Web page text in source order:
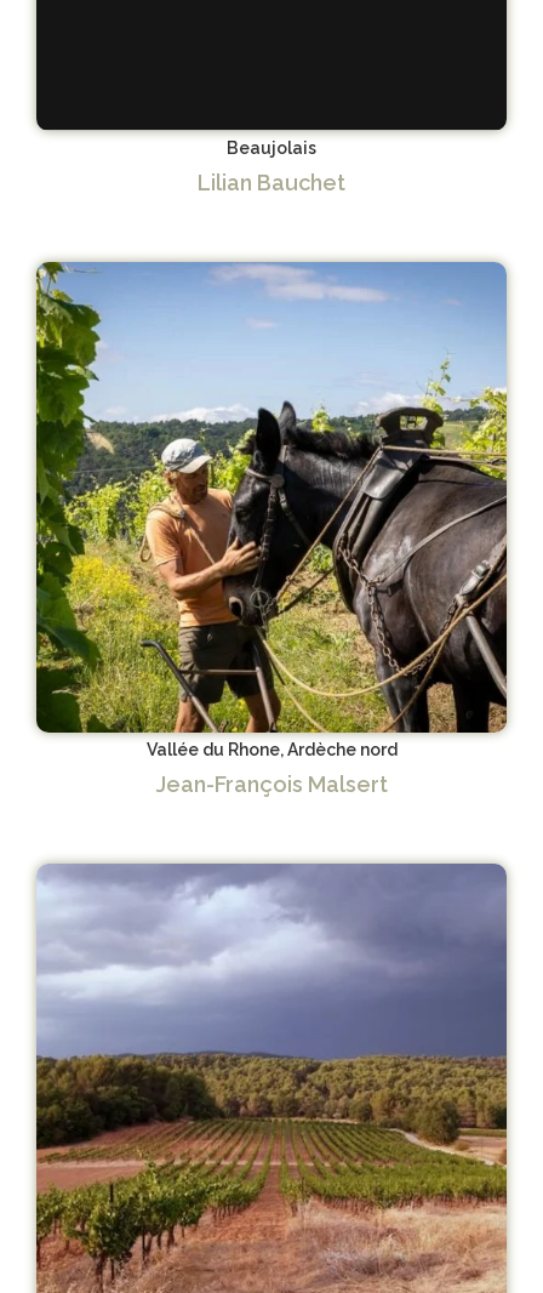
Beaujolais
Lilian Bauchet
Vallée du Rhone, Ardèche nord
Jean-François Malsert